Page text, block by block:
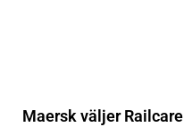
Maersk väljer Railcare